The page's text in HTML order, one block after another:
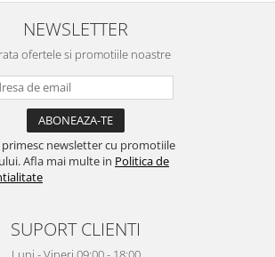
NEWSLETTER
ofertele si promotiile noastre
primesc newsletter cu promotiile
Afla mai multe in Politica de
SUPORT CLIENTI